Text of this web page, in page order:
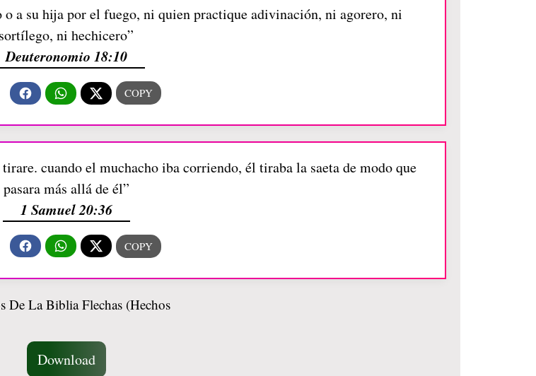
o a su hija por el fuego, ni quien practique adivinación, ni agorero, ni
sortílego, ni hechicero”
Deuteronomio 18:10
cuando el muchacho iba corriendo, él tiraba la saeta de modo que
pasara más allá de él”
1 Samuel 20:36
Download